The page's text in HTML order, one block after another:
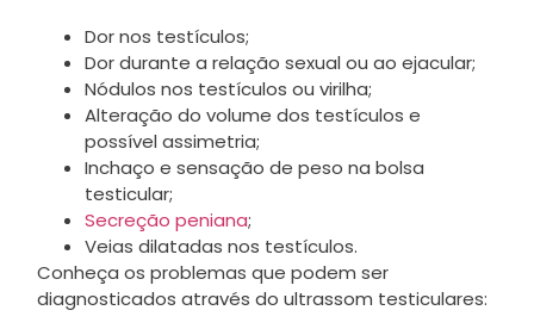
Dor nos testículos;
Dor durante a relação sexual ou ao ejacular;
Nódulos nos testículos ou virilha;
Alteração do volume dos testículos e
possível assimetria;
Inchaço e sensação de peso na bolsa
testicular;
Secreção peniana;
Veias dilatadas nos testículos.
Conheça os problemas que podem ser
diagnosticados através do ultrassom testiculares: